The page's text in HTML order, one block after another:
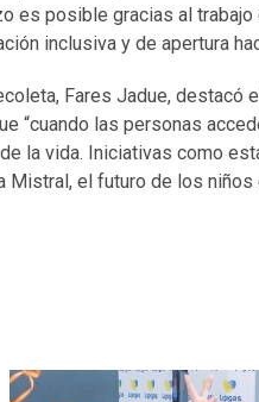
es posible gracias al
inclusiva y de apertura
Fares Jadue, destacó
“cuando las personas
la vida. Iniciativas como
Mistral, el futuro de los niños